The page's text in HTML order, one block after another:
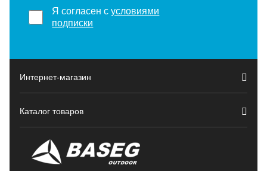
Я согласен сусловиями
подписки
Интернет-магазин
Каталог товаров